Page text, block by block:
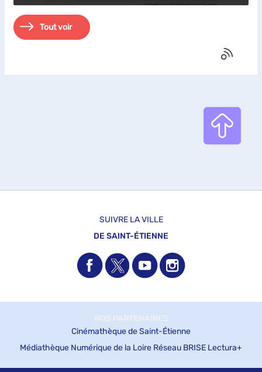
Tout voir
SUIVRE LA VILLE
DE SAINT-ÉTIENNE
NOS PARTENAIRES
Cinémathèque de Saint-Étienne
Médiathèque Numérique de la Loire Réseau BRISE Lectura+